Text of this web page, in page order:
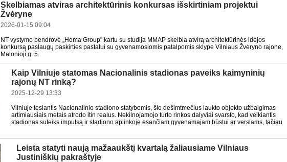
Skelbiamas atviras architektūrinis konkursas išskirtiniam projektui
Žvėryne
2026-01-15 09:04
NT vystymo bendrovė „Homa Group" kartu su studija MMAP skelbia atvirą architektūrinės idėjos
konkursą paslaugų paskirties pastatui su gyvenamosiomis patalpomis sklype Vilniaus Žvėryno rajone,
Malonioji g. 5.
Kaip Vilniuje statomas Nacionalinis stadionas paveiks kaimyninių
rajonų NT rinką?
2025-12-29 13:33
Vilniuje tęsiantis Nacionalinio stadiono statybomis, šio dešimtmečius laukto objekto užbaigimas
artimiausiais metais atrodo itin realus. Nekilnojamojo turto rinkos dalyviai svarsto, kad veikiantis
stadionas suteiks impulsą ir stadiono aplinkoje esančiam gyvenamajam būstui ar verslams, tačiau
Leista statyti naują mažaaukštį kvartalą žaliausiame Vilniaus
Justiniškių pakraštyje